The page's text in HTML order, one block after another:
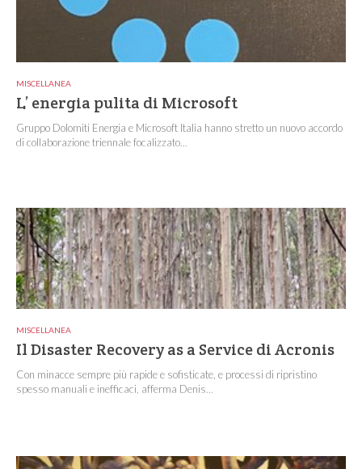
MISCELLANEA
L’ energia pulita di Microsoft
Gruppo Dolomiti Energia e Microsoft Italia hanno stretto un nuovo accordo
di collaborazione triennale focalizzato...
MISCELLANEA
Il Disaster Recovery as a Service di Acronis
Con minacce sempre più rapide e sofisticate, e processi di ripristino
spesso manuali e inefficaci, afferma Denis...